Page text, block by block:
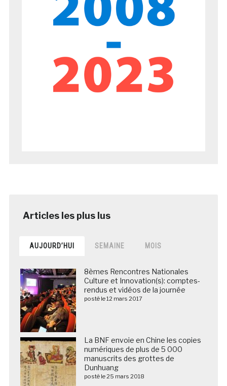
AUJOURD’HUI SEMAINE MOIS
8èmes Rencontres Nationales
Culture et Innovation(s): comptes-
rendus et vidéos de la journée
posté le 12 mars 2017
La BNF envoie en Chine les copies
numériques de plus de 5 000
manuscrits des grottes de
Dunhuang
posté le 25 mars 2018